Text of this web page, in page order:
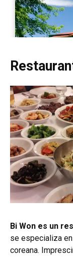
Bi Won es un
se especializa
coreana.